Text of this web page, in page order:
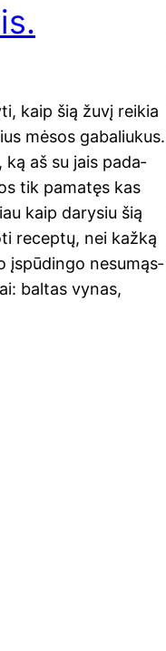
kaip šią žuvį rei­kia
mėsos gaba­liu­kus.
ką aš su jais pada­
tik pama­tęs kas
kaip dary­siu šią
recep­tų, nei kaž­ką
įspū­din­go nesu­mąs­
bal­tas vynas,